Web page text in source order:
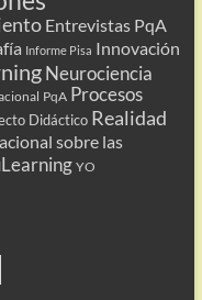
Entrevistas PqA
Informe Pisa Innovación
Neurociencia
PqA Procesos
Didáctico Realidad
sobre las
YO